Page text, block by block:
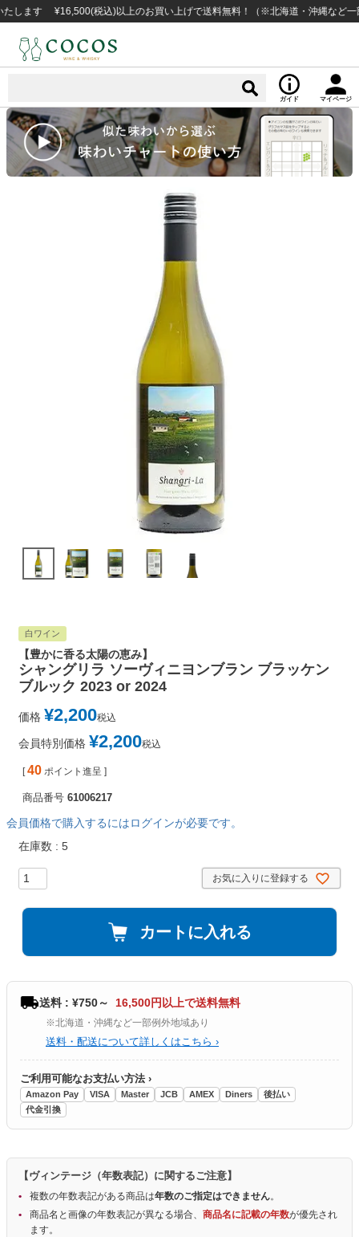
¥16,500(税込)以上のお買い上げで送料無料！（※北海道・沖縄など一部例外
ガイド マイページ
白ワイン
【豊かに香る太陽の恵み】
シャングリラ ソーヴィニヨンブラン ブラッケン
ブルック 2023 or 2024
価格 ¥2,200税込
会員特別価格 ¥2,200税込
[ 40 ポイント進呈 ]
商品番号 61006217
会員価格で購入するにはログインが必要です。
在庫数
5
お気に入りに登録する
カートに入れる
送料 : ¥750～ 16,500円以上で送料無料
※北海道・沖縄など一部例外地域あり
送料・配送について詳しくはこちら ›
ご利用可能なお支払い方法 ›
Amazon Pay VISA Master JCB AMEX Diners
後払い
代金引換
【ヴィンテージ（年数表記）に関するご注意】
複数の年数表記がある商品は年数のご指定はできません。
商品名と画像の年数表記が異なる場合、 商品名に記載の年数が優先され
ます。